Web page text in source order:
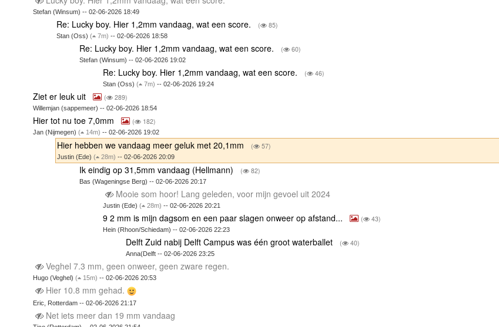
Stefan (Winsum) -- 02-06-2026 18:49
Re: Lucky boy. Hier 1,2mm vandaag, wat een score. ( 85)
Stan (Oss) ( 7m) -- 02-06-2026 18:58
Re: Lucky boy. Hier 1,2mm vandaag, wat een score. ( 60)
Stefan (Winsum) -- 02-06-2026 19:02
Re: Lucky boy. Hier 1,2mm vandaag, wat een score. ( 46)
Stan (Oss) ( 7m) -- 02-06-2026 19:24
Ziet er leuk uit ( 289)
Willemjan (sappemeer) -- 02-06-2026 18:54
Hier tot nu toe 7,0mm ( 182)
Jan (Nijmegen)( 14m) -- 02-06-2026 19:02
Hier hebben we vandaag meer geluk met 20,1mm ( 57)
Justin (Ede) ( 28m) -- 02-06-2026 20:09
Ik eindig op 31,5mm vandaag (Hellmann) ( 82)
Bas (Wageningse Berg) -- 02-06-2026 20:17
Mooie som hoor! Lang geleden, voor mijn gevoel uit 2024
Justin (Ede) ( 28m) -- 02-06-2026 20:21
9 2 mm is mijn dagsom en een paar slagen onweer op afstand... ( 43)
Hein (Rhoon/Schiedam) -- 02-06-2026 22:23
Delft Zuid nabij Delft Campus was één groot waterballet ( 40)
Anna(Delft -- 02-06-2026 23:25
Veghel 7.3 mm, geen onweer, geen zware regen.
Hugo (Veghel)( 15m) -- 02-06-2026 20:53
Hier 10.8 mm gehad.
Eric, Rotterdam -- 02-06-2026 21:17
Net iets meer dan 19 mm vandaag